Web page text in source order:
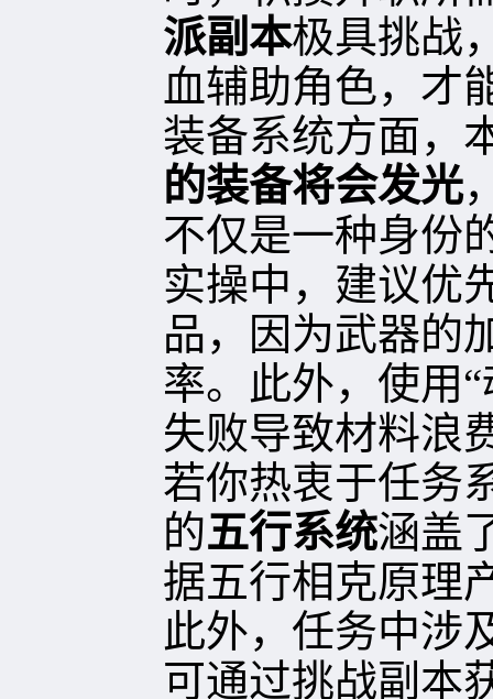
派副本极具挑战
血辅助角色，才
装备系统方面，
的装备将会发光
不仅是一种身份
实操中，建议优
品，因为武器的
率。此外，使用
失败导致材料浪
若你热衷于任务
的五行系统涵盖
据五行相克原理
此外，任务中涉
可通过挑战副本